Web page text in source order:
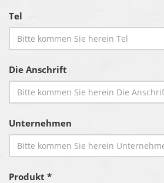
Tel
Die Anschrift
Unternehmen
Produkt *